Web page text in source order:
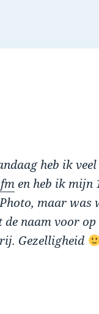
heb ik
en heb ik mijn
maar was
naam voor op
Gezelligheid